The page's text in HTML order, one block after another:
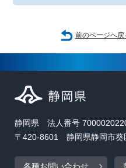
前のページへ戻
静岡県 法人番号
〒420-8601 静岡県静岡市葵